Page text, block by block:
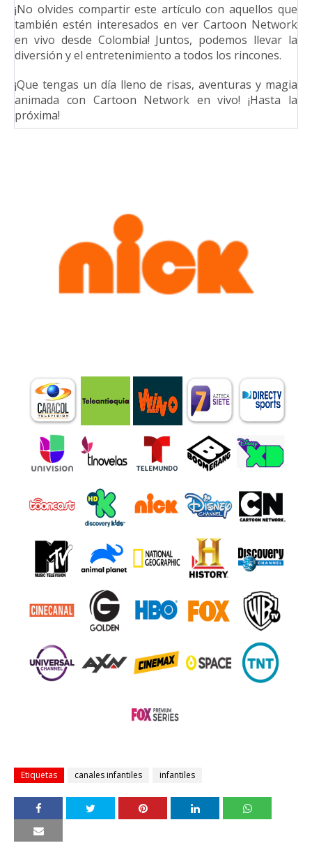
¡No olvides compartir este artículo con aquellos que
también estén interesados en ver Cartoon Network
en vivo desde Colombia! Juntos, podemos llevar la
diversión y el entretenimiento a todos los rincones.
¡Que tengas un día lleno de risas, aventuras y magia
animada con Cartoon Network en vivo! ¡Hasta la
próxima!
Etiquetas canales infantiles infantiles